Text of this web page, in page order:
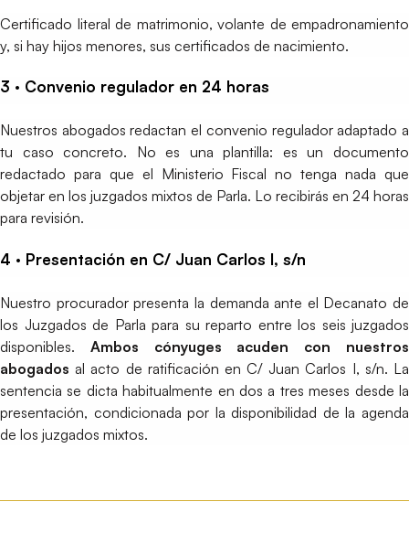
Certificado literal de matrimonio, volante de empadronamiento
y, si hay hijos menores, sus certificados de nacimiento.
3 · Convenio regulador en 24 horas
Nuestros abogados redactan el convenio regulador adaptado a
tu caso concreto. No es una plantilla: es un documento
redactado para que el Ministerio Fiscal no tenga nada que
objetar en los juzgados mixtos de Parla. Lo recibirás en 24 horas
para revisión.
4 · Presentación en C/ Juan Carlos I, s/n
Nuestro procurador presenta la demanda ante el Decanato de
los Juzgados de Parla para su reparto entre los seis juzgados
disponibles. Ambos cónyuges acuden con nuestros
abogados al acto de ratificación en C/ Juan Carlos I, s/n. La
sentencia se dicta habitualmente en dos a tres meses desde la
presentación, condicionada por la disponibilidad de la agenda
de los juzgados mixtos.